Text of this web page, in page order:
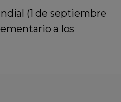
(1 de septiembre
a los